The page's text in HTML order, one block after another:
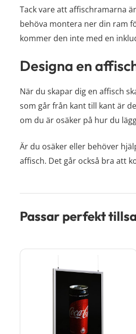
Tack vare att affischramarna
behöva montera ner din ram
kommer den inte med en
Designa en
När du skapar dig en affisch
som går från kant till kant är
om du är osäker på hur du
Är du osäker eller behöver
affisch. Det går också bra att
Passar perfekt